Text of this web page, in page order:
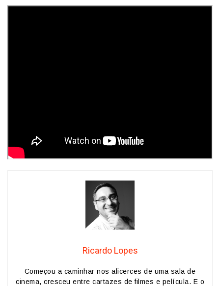
Ricardo Lopes
Começou a caminhar nos alicerces de uma sala de
cinema, cresceu entre cartazes de filmes e película. E o